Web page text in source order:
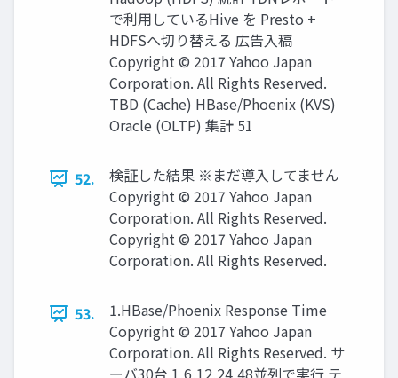
で利用しているHive を Presto +
HDFSへ切り替える 広告入稿
Copyright © 2017 Yahoo Japan
Corporation. All Rights Reserved.
TBD (Cache) HBase/Phoenix (KVS)
Oracle (OLTP) 集計 51
52.
検証した結果 ※まだ導入してません
Copyright © 2017 Yahoo Japan
Corporation. All Rights Reserved.
Copyright © 2017 Yahoo Japan
Corporation. All Rights Reserved.
53.
1.HBase/Phoenix Response Time
Copyright © 2017 Yahoo Japan
Corporation. All Rights Reserved. サ